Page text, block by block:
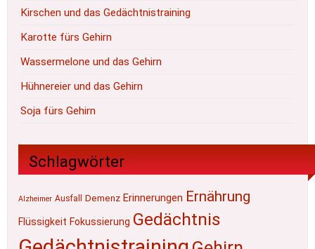
Kirschen und das Gedächtnistraining
Karotte fürs Gehirn
Wassermelone und das Gehirn
Hühnereier und das Gehirn
Soja fürs Gehirn
Schlagwörter
Alzheimer Ausfall Demenz Erinnerungen Ernährung
Flüssigkeit Fokussierung Gedächtnis